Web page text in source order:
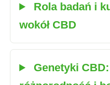
Rola badań i
wokół CBD
Genetyki